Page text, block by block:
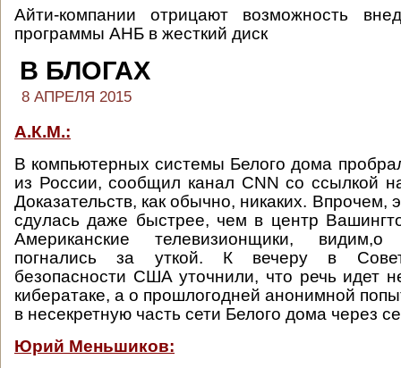
Айти-компании отрицают возможность
программы АНБ в жесткий диск
В БЛОГАХ
8 АПРЕЛЯ 2015
А.К.М.:
В компьютерных системы Белого дома
из России, сообщил канал CNN со ссылкой
Доказательств, как обычно, никаких. Впрочем,
сдулась даже быстрее, чем в центр
Американские телевизионщики,
погнались за уткой. К вечеру в
безопасности США уточнили, что речь идет
кибератаке, а о прошлогодней анонимной
в несекретную часть сети Белого дома через
Юрий Меньшиков: